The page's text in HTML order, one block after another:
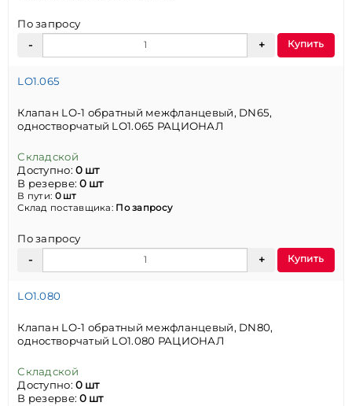
По запросу
Купить
LO1.065
Клапан LO-1 обратный межфланцевый, DN65,
одностворчатый LO1.065 РАЦИОНАЛ
Складской
Доступно:0 шт
В резерве:0 шт
В пути: 0 шт
Склад поставщика: По запросу
По запросу
Купить
LO1.080
Клапан LO-1 обратный межфланцевый, DN80,
одностворчатый LO1.080 РАЦИОНАЛ
Складской
Доступно:0 шт
В резерве:0 шт